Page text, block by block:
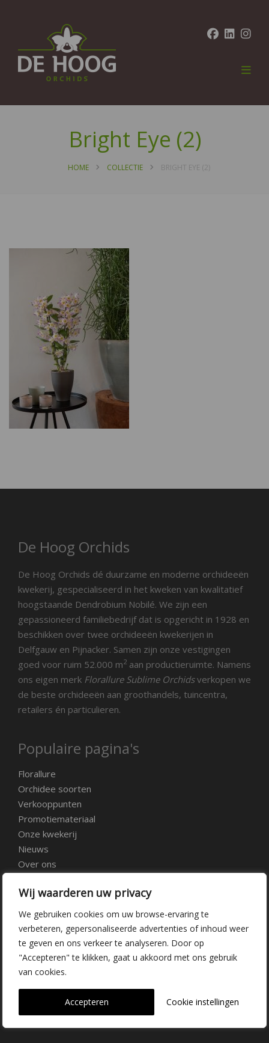
Wij waarderen uw privacy
We gebruiken cookies om uw browse-ervaring te
verbeteren, gepersonaliseerde advertenties of inhoud weer
te geven en ons verkeer te analyseren. Door op
"Accepteren" te klikken, gaat u akkoord met ons gebruik
van cookies.
Cookie instellingen
Accepteren
Bright Eye (2)
HOME COLLECTIE BRIGHT EYE (2)
De Hoog Orchids
De Hoog Orchids dé duurzame en moderne orchideeën
kwekerij, gespecialiseerd in het kweken van kwalitatief
hoogstaande Dendrobium Nobilé. We zijn een
gepassioneerd familiebedrijf dat is opgericht in 1928 en
beschikken over twee orchideeën kwekerijen in
Delfgauw en Pijnacker. Samen zijn onze vestigingen
goed voor ruim 52.000 m2 aan productieruimte. Namens
ons eigen merk Florallure Sublime Orchidsverkopen we
de beste orchideeën aan groothandels, tuincentra,
retailers én particulieren.
Populaire pagina's
Florallure
Orchidee soorten
Verkooppunten
Promotiemateriaal
Onze kwekerij
Nieuws
Over ons
Vacatures
Contact
Kwekerij Delfgauw
Vrederustlaan 10
2645 AW Delfgauw